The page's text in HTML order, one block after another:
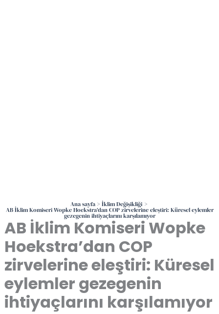
Ana sayfa İklim Değişikliği
AB İklim Komiseri Wopke Hoekstra’dan COP zirvelerine eleştiri: Küresel eylemler
gezegenin ihtiyaçlarını karşılamıyor
AB İklim Komiseri Wopke
Hoekstra’dan COP
zirvelerine eleştiri: Küresel
eylemler gezegenin
ihtiyaçlarını karşılamıyor